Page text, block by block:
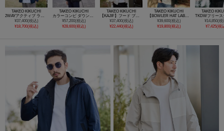
TAKEO KIKUCHI
¥37,400(税込)
¥18,700(税込)
TAKEO KIKUCHI
¥57,200(税込)
¥28,600(税込)
TAKEO KIKUCHI
¥37,400(税込)
¥22,440(税込)
TAKEO KIKUCHI
¥39,600(税込)
¥19,800(税込)
TAKEO
¥14,850(税
¥7,425(税